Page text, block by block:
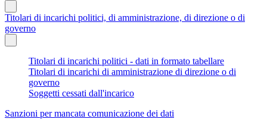
Titolari di incarichi politici, di amministrazione, di direzione o di
governo
Titolari di incarichi politici - dati in formato tabellare
Titolari di incarichi di amministrazione di direzione o di
governo
Soggetti cessati dall'incarico
Sanzioni per mancata comunicazione dei dati